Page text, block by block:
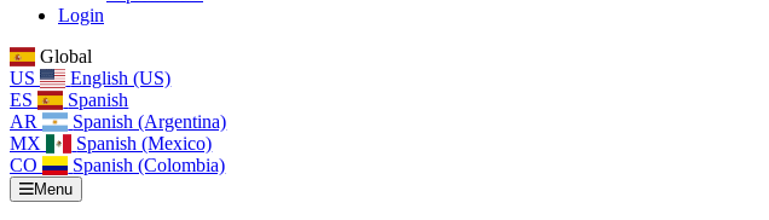
Login
Global
US
English (US)
ES
Spanish
AR
Spanish (Argentina)
MX
Spanish (Mexico)
CO
Spanish (Colombia)
Menu